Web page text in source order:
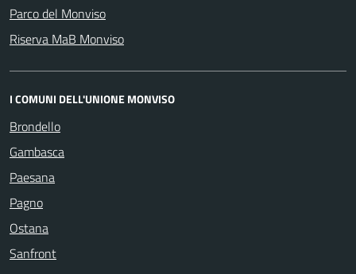
Parco del Monviso
Riserva MaB Monviso
I COMUNI DELL'UNIONE MONVISO
Brondello
Gambasca
Paesana
Pagno
Ostana
Sanfront